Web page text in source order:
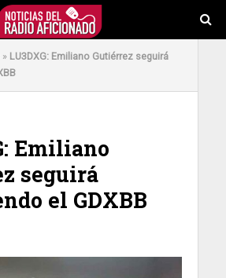
» LU3DXG: Emiliano Gutiérrez seguirá
Emiliano
seguirá
el GDXBB